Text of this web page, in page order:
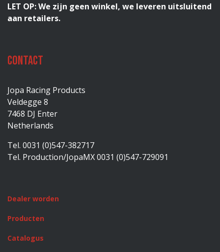
LET OP: We zijn geen winkel, we leveren uitsluitend
aan retailers.
Contact
Jopa Racing Products
Veldegge 8
7468 DJ Enter
Netherlands
Tel. 0031 (0)547-382717
Tel. Production/JopaMX 0031 (0)547-729091
Dealer worden
Producten
Catalogus